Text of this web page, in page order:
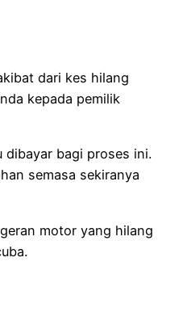
dari kes hilang
kepada pemilik
dibayar bagi proses ini.
semasa sekiranya
motor yang hilang